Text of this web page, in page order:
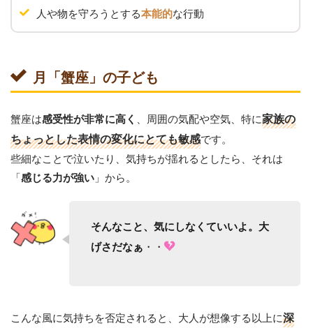
人や物を守ろうとする本能的な行動
月「蟹座」の子ども
蟹座は感受性が非常に高く 、周囲の気配や空気、特に家族の
ちょっとした表情の変化にとても敏感です。
些細なことで泣いたり、気持ちが揺れるとしたら、それは
「感じる力が強い 」から。
そんなこと、気にしなくていいよ。大
げさだなぁ ・・
こんな風に気持ちを否定されると、大人が想像する以上に深